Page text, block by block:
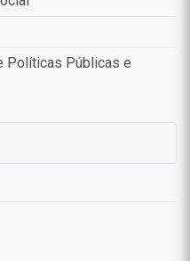
Políticas Públicas e